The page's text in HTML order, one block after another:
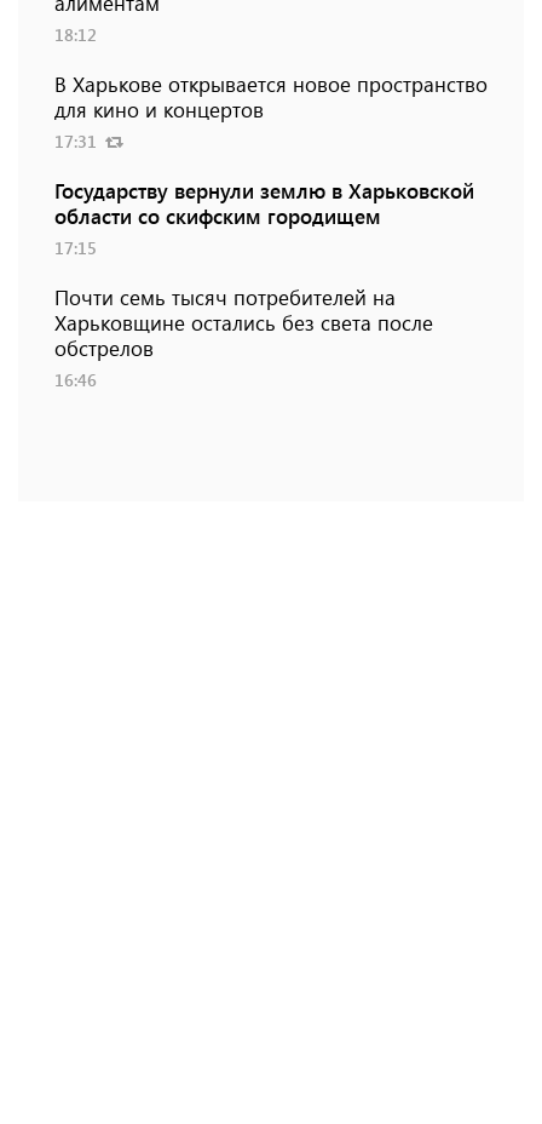
18:12
В Харькове открывается новое пространство
для кино и концертов
17:31
Государству вернули землю в Харьковской
области со скифским городищем
17:15
Почти семь тысяч потребителей на
Харьковщине остались без света после
обстрелов
16:46